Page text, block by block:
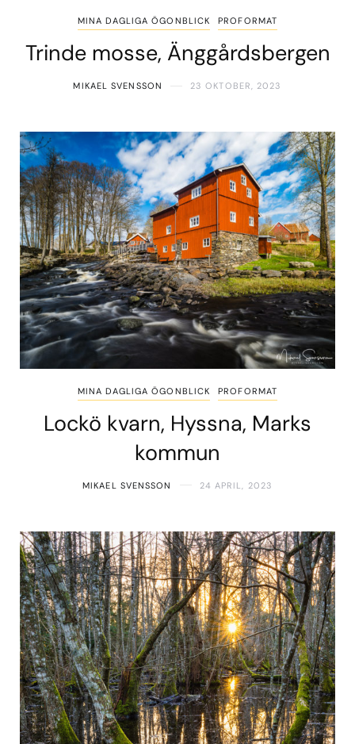
MINA DAGLIGA ÖGONBLICK PROFORMAT
Trinde mosse, Änggårdsbergen
MIKAEL SVENSSON 23 OKTOBER, 2023
MINA DAGLIGA ÖGONBLICK PROFORMAT
Lockö kvarn, Hyssna, Marks
kommun
MIKAEL SVENSSON 24 APRIL, 2023